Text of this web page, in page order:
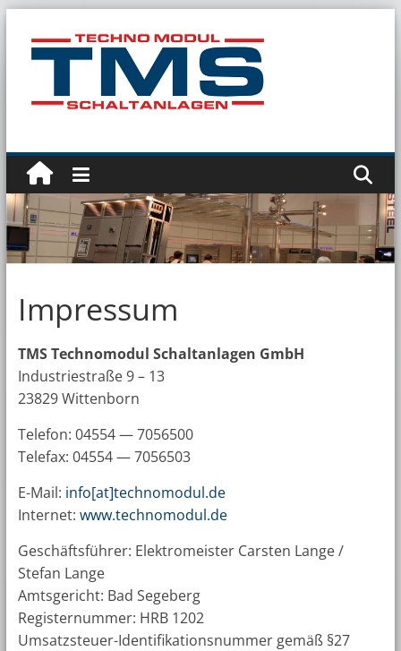
Inhalt
springen
Technomodul
GmbH
Impressum
TMS Technomodul Schaltanlagen GmbH
Industriestraße 9 – 13
23829 Wittenborn
Tele­fon: 04554 — 7056500
Tele­fax: 04554 — 7056503
E-Mail: info[at]technomodul.de
Inter­net: www.technomodul.de
Geschäftsführer: Elektromeister Carsten Lange /
Stefan Lange
Amtsgericht: Bad Segeberg
Registernummer: HRB 1202
Umsatzsteuer-Identifikationsnummer gemäß §27